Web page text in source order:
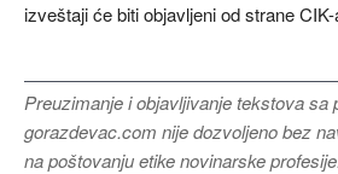
izveštaji će biti objavljeni od strane CIK-
Preuzimanje i objavljivanje tekstova sa
gorazdevac.com nije dozvoljeno bez
na poštovanju etike novinarske